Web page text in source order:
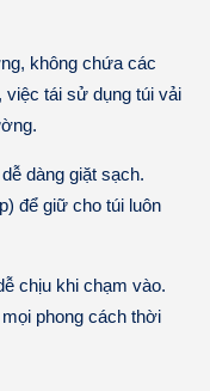
không chứa các
việc tái sử dụng túi vải
dàng giặt sạch.
để giữ cho túi luôn
chịu khi chạm vào.
phong cách thời